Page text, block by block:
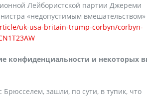
Лейбористской партии Джереми
«недопустимым вмешательством»
uk-usa-britain-trump-corbyn/corbyn-
конфиденциальности и некоторых
зашли, по сути, в тупик, что